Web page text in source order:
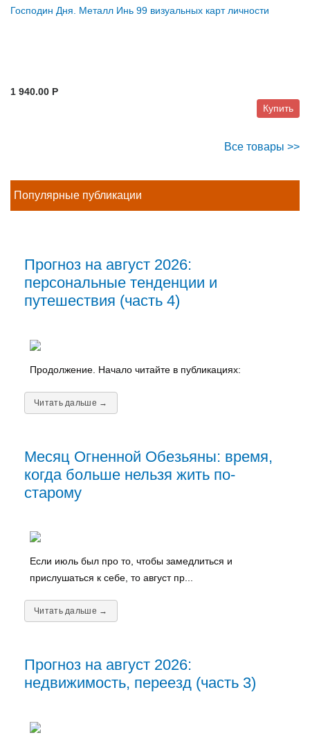
Господин Дня. Металл Инь 99 визуальных карт личности
1 940.00 P
Купить
Все товары >>
Популярные публикации
Прогноз на август 2026:
персональные тенденции и
путешествия (часть 4)
Продолжение. Начало читайте в публикациях:
Читать дальше →
Месяц Огненной Обезьяны: время,
когда больше нельзя жить по-
старому
Если июль был про то, чтобы замедлиться и
прислушаться к себе, то август пр...
Читать дальше →
Прогноз на август 2026:
недвижимость, переезд (часть 3)